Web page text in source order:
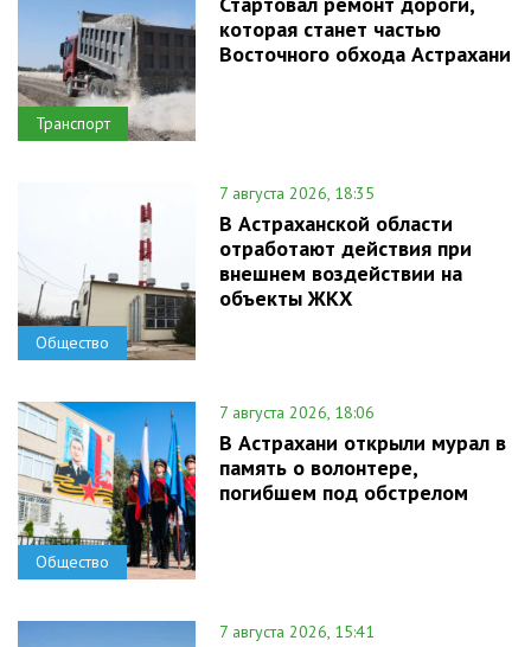
Транспорт
которая станет частью
Восточного обхода Астрахани
Общество
7 августа 2026, 18:35
В Астраханской области
отработают действия при
внешнем воздействии на
объекты ЖКХ
Общество
7 августа 2026, 18:06
В Астрахани открыли мурал в
память о волонтере,
погибшем под обстрелом
7 августа 2026, 15:41